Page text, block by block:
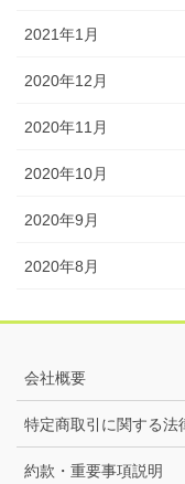
2021年1月
2020年12月
2020年11月
2020年10月
2020年9月
2020年8月
会社概要
特定商取引に関する法
約款・重要事項説明